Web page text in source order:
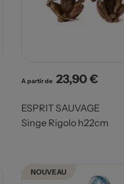
A partir de Prix
23,90 €
ESPRIT SAUVAGE
Singe Rigolo h22cm
NOUVEAU